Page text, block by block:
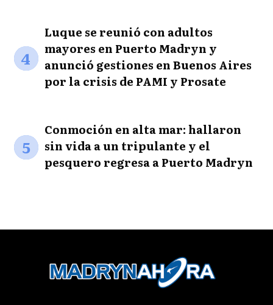
4
Luque se reunió con adultos
mayores en Puerto Madryn y
anunció gestiones en Buenos Aires
por la crisis de PAMI y Prosate
5
Conmoción en alta mar: hallaron
sin vida a un tripulante y el
pesquero regresa a Puerto Madryn